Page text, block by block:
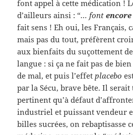
font appel à cette médication !
d’ailleurs ainsi : “… fontencore
fait sens ! Eh oui, les Français,
mais pas du tout, préfèrent
aux bienfaits du suçottement
langue : si ça ne fait pas de
de mal, et puis l’effetplacebo
par la Sécu, brave bête. Il
pertinent qu’à défaut
industriel et puissant vendeur
billes sucrées, on rebaptisasse